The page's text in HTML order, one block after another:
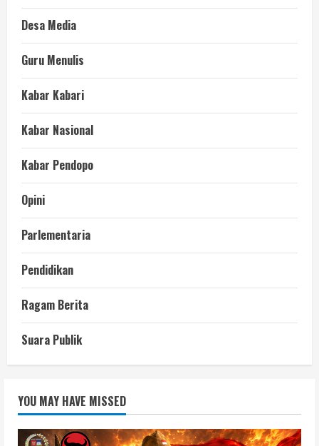
Desa Media
Guru Menulis
Kabar Kabari
Kabar Nasional
Kabar Pendopo
Opini
Parlementaria
Pendidikan
Ragam Berita
Suara Publik
YOU MAY HAVE MISSED